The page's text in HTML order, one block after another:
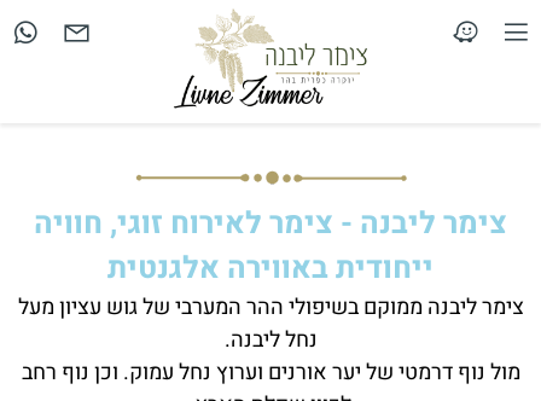
צימר ליבנה - צימר לאירוח זוגי, חוויה
ייחודית באווירה אלגנטית
צימר ליבנה ממוקם בשיפולי ההר המערבי של גוש עציון מעל
נחל ליבנה.
מול נוף דרמטי של יער אורנים וערוץ נחל עמוק. וכן נוף רחב